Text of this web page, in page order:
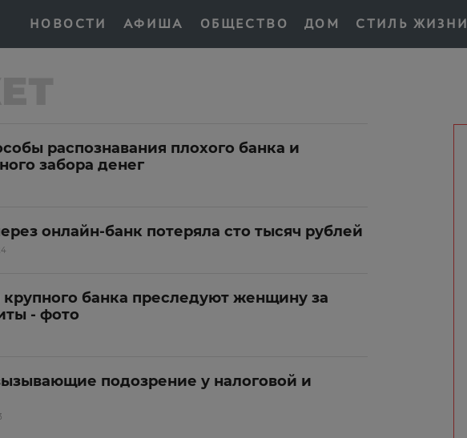
НОВОСТИ АФИША ОБЩЕСТВО ДОМ СТИЛЬ ЖИЗНИ
распознавания плохого банка и
забора денег
онлайн-банк потеряла сто тысяч рублей
банка преследуют женщину за
- фото
подозрение у налоговой и